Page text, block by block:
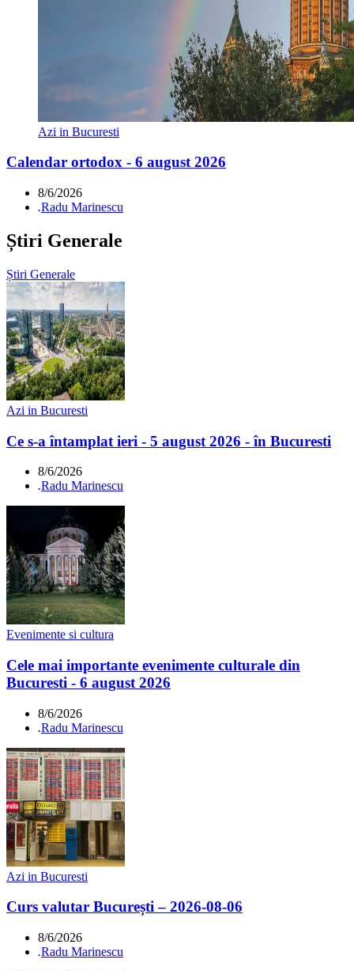
Azi in Bucuresti
Calendar ortodox - 6 august 2026
8/6/2026
.Radu Marinescu
Știri Generale
Știri Generale
Azi in Bucuresti
Ce s-a întamplat ieri - 5 august 2026 - în Bucuresti
8/6/2026
.Radu Marinescu
Evenimente si cultura
Cele mai importante evenimente culturale din
Bucuresti - 6 august 2026
8/6/2026
.Radu Marinescu
Azi in Bucuresti
Curs valutar București – 2026-08-06
8/6/2026
.Radu Marinescu